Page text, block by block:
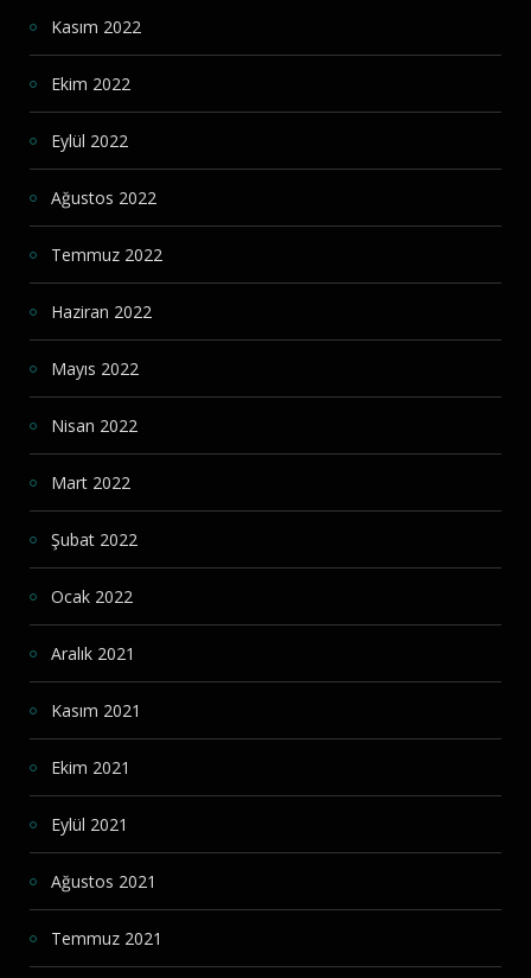
Kasım 2022
Ekim 2022
Eylül 2022
Ağustos 2022
Temmuz 2022
Haziran 2022
Mayıs 2022
Nisan 2022
Mart 2022
Şubat 2022
Ocak 2022
Aralık 2021
Kasım 2021
Ekim 2021
Eylül 2021
Ağustos 2021
Temmuz 2021